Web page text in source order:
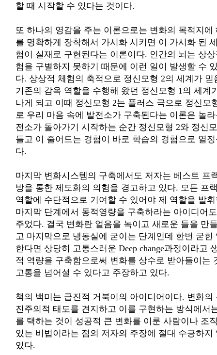
할 때 시작할 수 있다는 것이다.
또 하나의 영감을 주는 이론으로는 변화의 목적지에
를 명확하게 장착해서 가시화 시키면 이 가시화 된
험이 실재로 구현된다는 이론이다. 인간의 뇌는 상
험을 구별하지 못하기 때문에 이런 일이 발생할 수
다. 상상적 체험의 축적으로 정신모형 2의 세계가
기존의 감옥 역할을 수행해 왔던 정신모형 1의 세계
나게 되고 이때 정신모형 2는 플러스 극으로 정신모
로 우리 마음 속에 발전소가 구축된다는 이론은 놀
전소가 돌아가기 시작하는 순간 정신모형 2와 정신
들고 이 줄어드는 경험이 바로 학습의 경험으로 열
다.
마지막 변화시스템의 구축에서도 저자는 베스트 프
방을 통한 제도화의 의험을 경고하고 있다. 모든 프
역할에 수단적으로 기여할 수 있어야 제 역할을 발
마지막 단계에서 동적영량을 구축하라는 아이디어
주었다. 결국 변화란 얼음을 녹이고 새로운 들을 만
고 마지막으로 냉동실에 굳이는 단계인데 한번 굳힌
한다면 상당히 고통스러운 Deep change과정이라고
적 역량을 구축함으로써 변화를 상수로 받아들이는
고통을 넘어설 수 있다고 주장하고 있다.
책의 백미는 급진적 거북이의 아이디어이다. 변화의
진주의적 태도를 견지하고 이를 구현하는 방식에서
를 택하는 것이 성공적 큰 변화를 이룬 사람이나 조
있는 비법이라는 점의 저자의 주장에 절대 수긍하지
있다.